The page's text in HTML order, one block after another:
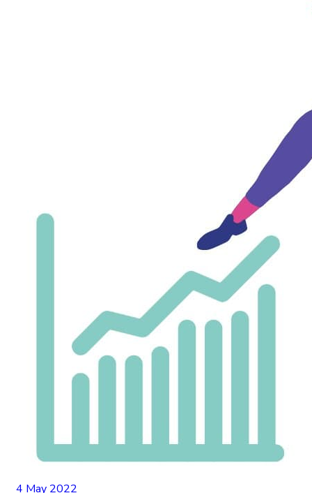
4 May 2022